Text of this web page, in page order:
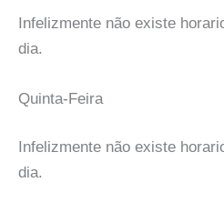
Infelizmente não existe
dia.
Quinta-Feira
Infelizmente não existe
dia.